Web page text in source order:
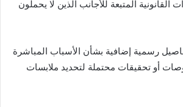
القانونية المتبعة للأجانب الذين لا يحملون
رسمية إضافية بشأن الأسباب المباشرة
أو تحقيقات محتملة لتحديد ملابسات